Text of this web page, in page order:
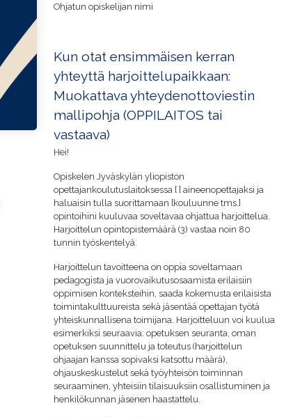
Ohjatun opiskelijan nimi
Kun otat ensimmäisen kerran
yhteyttä harjoittelupaikkaan:
Muokattava yhteydenottoviestin
mallipohja (OPPILAITOS tai
vastaava)
Hei!
Opiskelen Jyväskylän yliopiston
opettajankoulutuslaitoksessa [ ] aineenopettajaksi ja
haluaisin tulla suorittamaan [kouluunne tms.]
opintoihini kuuluvaa soveltavaa ohjattua harjoittelua.
Harjoittelun opintopistemäärä (3) vastaa noin 80
tunnin työskentelyä.
Harjoittelun tavoitteena on oppia soveltamaan
pedagogista ja vuorovaikutusosaamista erilaisiin
oppimisen konteksteihin, saada kokemusta erilaisista
toimintakulttuureista sekä jäsentää opettajan työtä
yhteiskunnallisena toimijana. Harjoitteluun voi kuulua
esimerkiksi seuraavia: opetuksen seuranta, oman
opetuksen suunnittelu ja toteutus (harjoittelun
ohjaajan kanssa sopivaksi katsottu määrä),
ohjauskeskustelut sekä työyhteisön toiminnan
seuraaminen, yhteisiin tilaisuuksiin osallistuminen ja
henkilökunnan jäsenen haastattelu.